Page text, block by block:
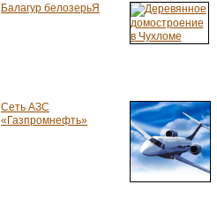
Балагур белозерьЯ
Сеть АЗС
«Газпромнефть»